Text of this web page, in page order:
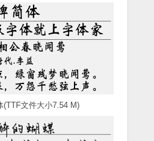
(TTF文件大小7.54 M)